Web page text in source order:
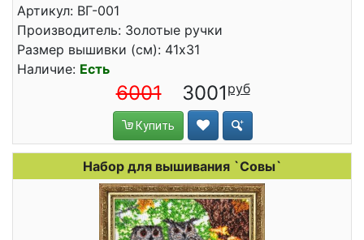
Артикул: ВГ-001
Производитель: Золотые ручки
Размер вышивки (см): 41x31
Наличие: Есть
6001 3001
Купить
Набор для вышивания `Совы`